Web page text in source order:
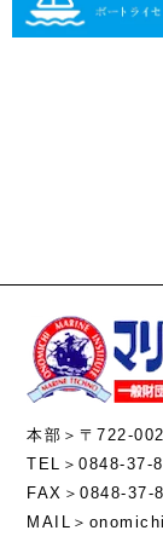
本部＞〒722-
TEL＞0848-37-
FAX＞0848-37-
MAIL＞